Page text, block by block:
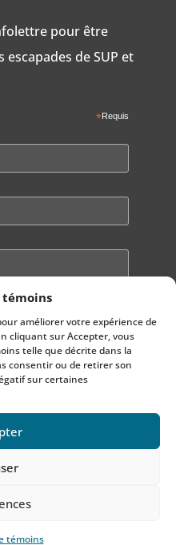
témoins
améliorer votre expérience de
cliquant sur Accepter, vous
telle que décrite dans la
consentir ou de retirer son
sur certaines
témoins
pour être
de SUP et
*Requis
écoresponsable